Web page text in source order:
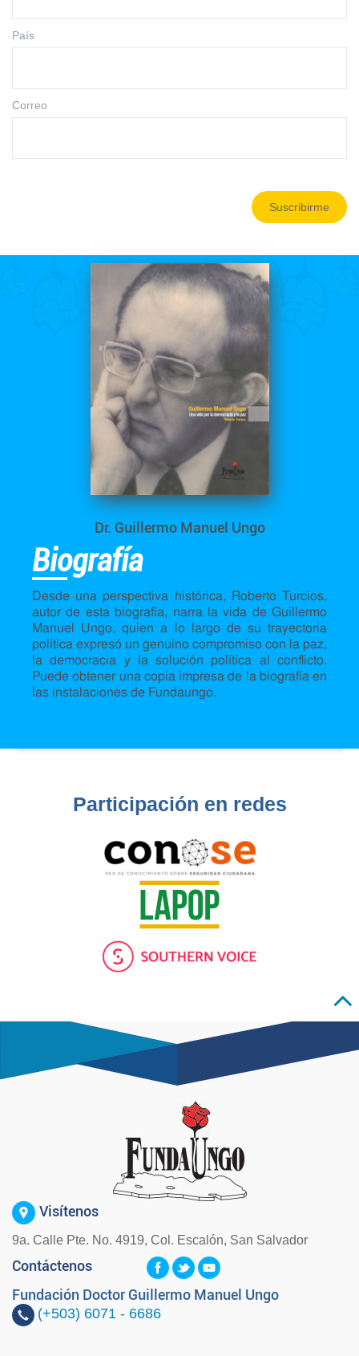
País
Correo
Suscribirme
Dr. Guillermo Manuel Ungo
Biografía
Desde una perspectiva histórica, Roberto Turcios,
autor de esta biografía, narra la vida de Guillermo
Manuel Ungo, quien a lo largo de su trayectoria
política expresó un genuino compromiso con la paz,
la democracia y la solución política al conflicto.
Puede obtener una copia impresa de la biografía en
las instalaciones de Fundaungo.
Participación en redes
Visítenos
9a. Calle Pte. No. 4919, Col. Escalón, San Salvador
Contáctenos
Fundación Doctor Guillermo Manuel Ungo
(+503) 6071 - 6686